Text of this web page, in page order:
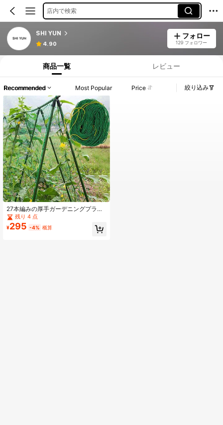
店内で検索
SHI YUN
4.90
フォロー
129 フォロワー
商品一覧 レビュー
Recommended Most Popular Price 絞り込み
27本編みの厚手ガーデニングプラン
トトレリスネット、つる性植物、ゴ
ーヤ、アサガオ、つる性植物に適し
ています
残り 4 点
¥295 -4% 概算